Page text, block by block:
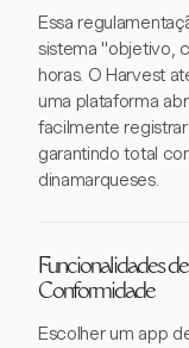
Essa
sistema "objetivo,
horas. O Harvest
uma plataforma
facilmente
garantindo total
dinamarqueses.
Funcionalidades
Conformidade
Escolher um app